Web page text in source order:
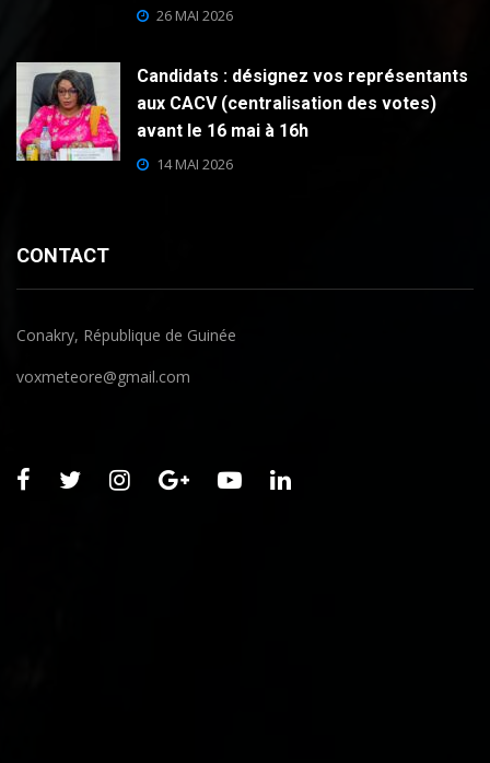
26 MAI 2026
Candidats : désignez vos représentants
aux CACV (centralisation des votes)
avant le 16 mai à 16h
14 MAI 2026
CONTACT
Conakry, République de Guinée
voxmeteore@gmail.com